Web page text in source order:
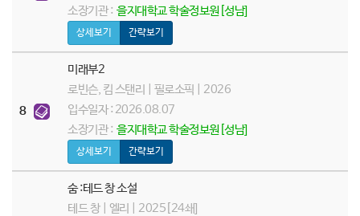
소장기관 : 을지대학교 학술정보원[성남]
상세보기 간략보기
8
미래부2
로빈슨, 킴 스탠리 | 필로소픽 | 2026
입수일자 : 2026.08.07
소장기관 : 을지대학교 학술정보원[성남]
상세보기 간략보기
숨 :테드 창 소설
테드 창 | 엘리 | 2025[24쇄]